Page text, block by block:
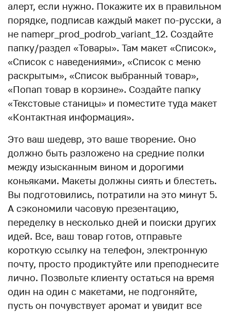
алерт, если нужно. Покажите их в правильном
порядке, подписав каждый макет по-русски, а
не namepr_prod_pоdrob_variant_12. Создайте
папку/раздел «Товары». Там макет «Список»,
«Список с наведениями», «Список с меню
раскрытым», «Список выбранный товар»,
«Попап товар в корзине». Создайте папку
«Текстовые станицы» и поместите туда макет
«Контактная информация».
Это ваш шедевр, это ваше творение. Оно
должно быть разложено на средние полки
между изысканным вином и дорогими
коньяками. Макеты должны сиять и блестеть.
Вы подготовились, потратили на это минут 5.
А сэкономили часовую презентацию,
переделку в несколько дней и поиски других
идей. Все, ваш товар готов, отправьте
короткую ссылку на телефон, электронную
почту, просто продиктуйте или преподнесите
лично. Позвольте клиенту остаться на время
один на один с макетами, не подгоняйте,
пусть он почувствует аромат и увидит все